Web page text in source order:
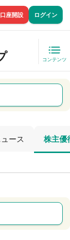
口座開設 ログイン
コンテンツ
ース 株主優